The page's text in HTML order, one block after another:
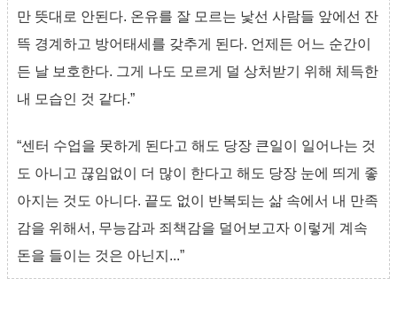
만 뜻대로 안된다. 온유를 잘 모르는 낯선 사람들 앞에선 잔
뜩 경계하고 방어태세를 갖추게 된다. 언제든 어느 순간이
든 날 보호한다. 그게 나도 모르게 덜 상처받기 위해 체득한
내 모습인 것 같다.”
“센터 수업을 못하게 된다고 해도 당장 큰일이 일어나는 것
도 아니고 끊임없이 더 많이 한다고 해도 당장 눈에 띄게 좋
아지는 것도 아니다. 끝도 없이 반복되는 삶 속에서 내 만족
감을 위해서, 무능감과 죄책감을 덜어보고자 이렇게 계속
돈을 들이는 것은 아닌지...”